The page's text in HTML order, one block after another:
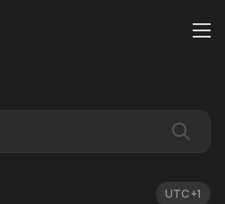
UTC +1